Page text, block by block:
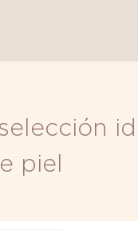
piel